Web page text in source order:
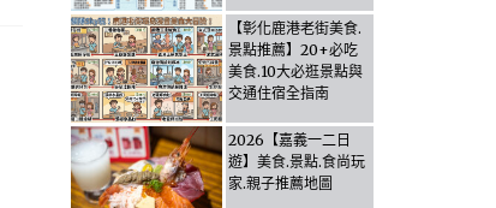
【彰化鹿港老街美食.
景點推薦】20+必吃
美食.10大必逛景點與
交通住宿全指南
2026【嘉義一二日
遊】美食.景點.食尚玩
家.親子推薦地圖